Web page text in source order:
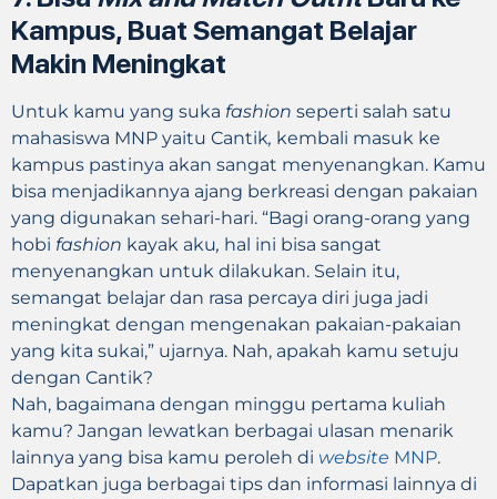
Kampus, Buat Semangat Belajar
Makin Meningkat
Untuk kamu yang suka fashion seperti salah satu
mahasiswa MNP yaitu Cantik, kembali masuk ke
kampus pastinya akan sangat menyenangkan. Kamu
bisa menjadikannya ajang berkreasi dengan pakaian
yang digunakan sehari-hari. “Bagi orang-orang yang
hobi fashion kayak aku, hal ini bisa sangat
menyenangkan untuk dilakukan. Selain itu,
semangat belajar dan rasa percaya diri juga jadi
meningkat dengan mengenakan pakaian-pakaian
yang kita sukai,” ujarnya. Nah, apakah kamu setuju
dengan Cantik?
Nah, bagaimana dengan minggu pertama kuliah
kamu? Jangan lewatkan berbagai ulasan menarik
lainnya yang bisa kamu peroleh di website MNP.
Dapatkan juga berbagai tips dan informasi lainnya di